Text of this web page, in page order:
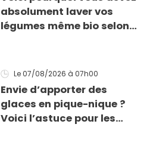
absolument laver vos
légumes même bio selon
Le 07/08/2026 à 07h00
Envie d’apporter des
glaces en pique-nique ?
Voici l’astuce pour les